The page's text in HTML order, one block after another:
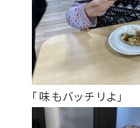
「味もバッチリよ」